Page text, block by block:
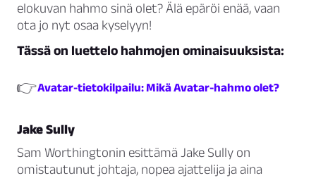
elokuvan hahmo sinä olet? Älä epäröi enää, vaan
ota jo nyt osaa kyselyyn!
Tässä on luettelo hahmojen ominaisuuksista:
👉Avatar-tietokilpailu: Mikä Avatar-hahmo olet?
Jake Sully
Sam Worthingtonin esittämä Jake Sully on
omistautunut johtaja, nopea ajattelija ja aina